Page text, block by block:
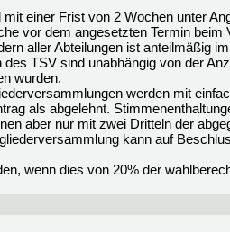
einer Frist von 2 Wochen unter
vor dem angesetzten Termin
aller Abteilungen ist anteilmäßig
TSV sind unabhängig von der
wurden.
werden mit
als abgelehnt.
aber nur mit zwei Dritteln der
kann auf
wenn dies von 20% der